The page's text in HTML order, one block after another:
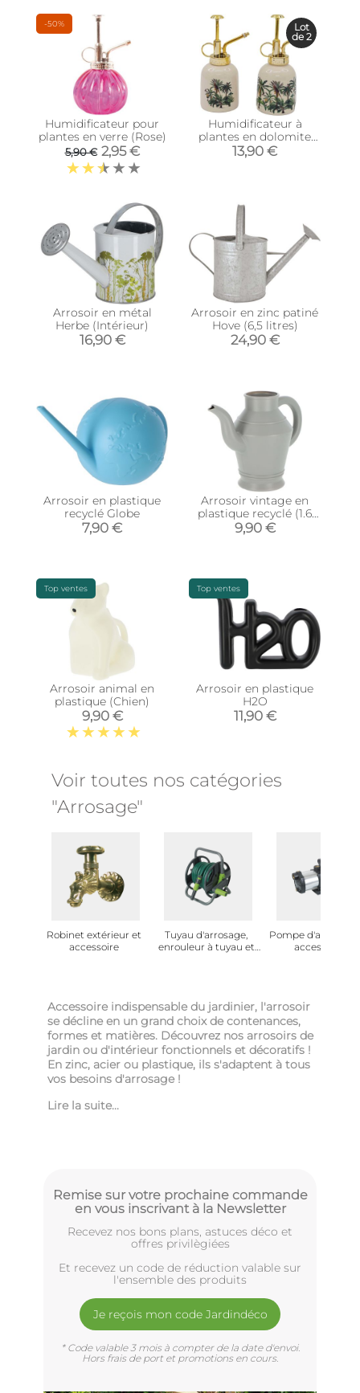
-50%
Humidificateur pour
plantes en verre (Rose)
5,90 € 2,95 €
Humidificateur à
plantes en dolomite
Palm (Lot de 2)
13,90 €
Lot
de 2
Arrosoir en métal
Herbe (Intérieur)
16,90 €
Arrosoir en zinc patiné
Hove (6,5 litres)
24,90 €
Arrosoir en plastique
recyclé Globe
7,90 €
Arrosoir vintage en
plastique recyclé (1.6
litres)
9,90 €
Top ventes
Arrosoir animal en
plastique (Chien)
9,90 €
Top ventes
Arrosoir en plastique
H2O
11,90 €
Voir toutes nos catégories
"Arrosage"
Robinet extérieur et
accessoire
Tuyau d'arrosage,
enrouleur à tuyau et
Pompe d'arrosage
accessoire
Accessoire indispensable du jardinier, l'arrosoir
se décline en un grand choix de contenances,
formes et matières. Découvrez nos arrosoirs de
jardin ou d'intérieur fonctionnels et décoratifs !
En zinc, acier ou plastique, ils s'adaptent à tous
vos besoins d'arrosage !
Lire la suite...
Remise sur votre prochaine commande
en vous inscrivant à la Newsletter
Recevez nos bons plans, astuces déco et
offres privilègiées
Et recevez un code de réduction valable sur
l'ensemble des produits
Je reçois mon code Jardindéco
* Code valable 3 mois à compter de la date d'envoi.
Hors frais de port et promotions en cours.